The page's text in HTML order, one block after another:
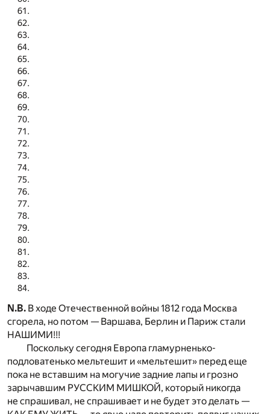
N.B. В ходе Отечественной войны 1812 года Москва
сгорела, но потом — Варшава, Берлин и Париж стали
НАШИМИ!!!
Поскольку сегодня Европа гламурненько-
подловатенько мельтешит и «мельтешит» перед еще
пока не вставшим на могучие задние лапы и грозно
зарычавшим РУССКИМ МИШКОЙ, который никогда
не спрашивал, не спрашивает и не будет это делать —